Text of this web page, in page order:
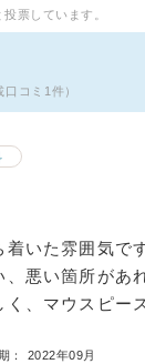
票しています。
コミ1件）
いた雰囲気です
悪い箇所があ
、マウスピー
： 2022年09月